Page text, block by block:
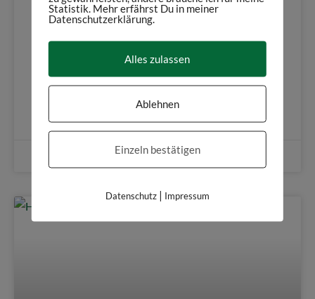
Schloss in Meersburg
Bei einem Besuch in Meersburg am Bodensee solltet ihr
euch auf jeden Fall das Neue Schloss Meersburg
anschauen.
Statistik. Mehr erfährst Du in meiner
Datenschutzerklärung.
Alles zulassen
Ablehnen
Einzeln bestätigen
Datenschutz| Impressum